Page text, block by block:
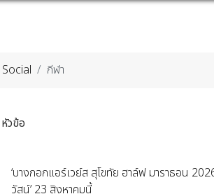
Social
กีฬา
หัวข้อ
‘บางกอกแอร์เวย์ส สุโขทัย ฮาล์ฟ มาราธอน
วัสน์’ 23 สิงหาคมนี้